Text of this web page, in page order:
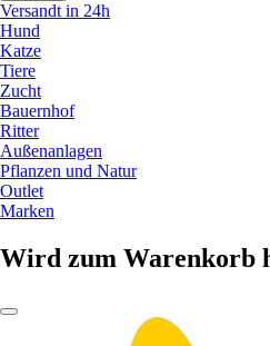
Versandt in 24h
Hund
Katze
Tiere
Zucht
Bauernhof
Ritter
Außenanlagen
Pflanzen und Natur
Outlet
Marken
Wird zum Warenkorb